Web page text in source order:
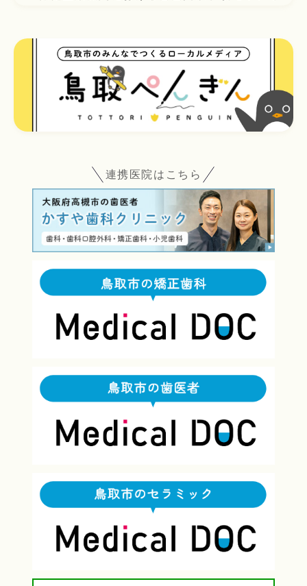
連携医院はこちら